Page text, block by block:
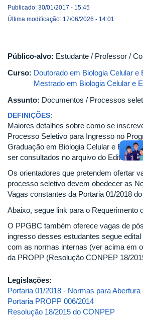
Publicado: 30/01/2017 - 15:45
Última modificação: 17/06/2026 - 14:01
Público-alvo: Estudante / Professor /
Curso: Doutorado em Biologia Celular e
Mestrado em Biologia Celular e
Assunto: Documentos / Processos
DEFINIÇÕES:
Maiores detalhes sobre como se
Processo Seletivo para Ingresso no
Graduação em Biologia Celular e
ser consultados no arquivo do Edital
Os orientadores que pretendem ofertar
processo seletivo devem obedecer as
Vagas constantes da Portaria 01/2018
Abaixo, segue link para o Requerimento
O PPGBC também oferece vagas de
ingresso desses estudantes segue
com as normas internas (ver acima em
da PROPP (Resolução CONPEP 18/
Legislações:
Portaria 01/2018 - Normas para Abertura
Portaria PROPP 006/2014
Resolução 18/2015 do CONPEP